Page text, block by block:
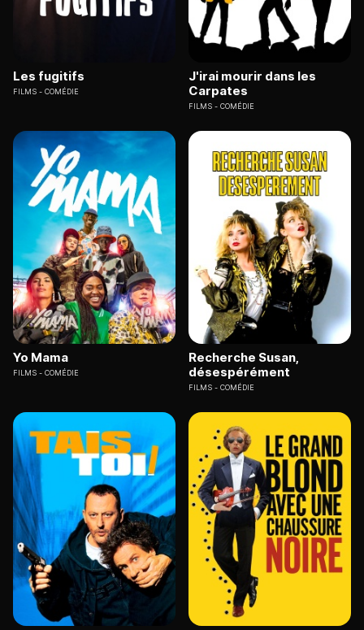
Les fugitifs
FILMS COMÉDIE
J'irai mourir dans les
Carpates
FILMS COMÉDIE
Yo Mama
FILMS COMÉDIE
Recherche Susan,
désespérément
FILMS COMÉDIE